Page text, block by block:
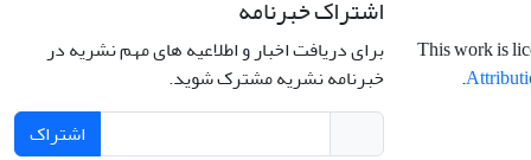
This work is
.
اشتراک خبرنامه
برای دریافت اخبار و اطلاعیه های مهم نشریه در
خبرنامه نشریه مشترک شوید.
اشتراک